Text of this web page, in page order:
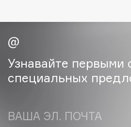
Cadence
Carbon Theory
Carmex
Celimax
Узнавайте первыми
специальных
ВАША ЭЛ. ПОЧТА